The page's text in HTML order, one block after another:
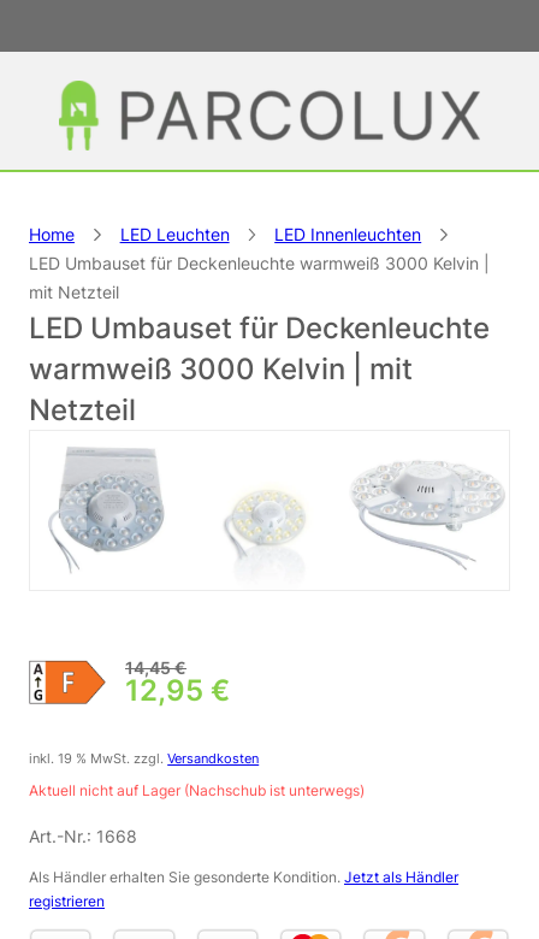
Home LED Leuchten
LED Innenleuchten
LED Umbauset für Deckenleuchte warmweiß 3000 Kelvin |
mit Netzteil
LED Umbauset für Deckenleuchte
warmweiß 3000 Kelvin | mit
Netzteil
14,45€
Ursprünglicher Preis war:
12,95 €
Aktueller Preis ist: 12,95 €.
inkl. 19 % MwSt. zzgl.Versandkosten
Aktuell nicht auf Lager (Nachschub ist unterwegs)
Art.-Nr.: 1668
Als Händler erhalten Sie gesonderte Kondition. Jetzt als Händler
registrieren